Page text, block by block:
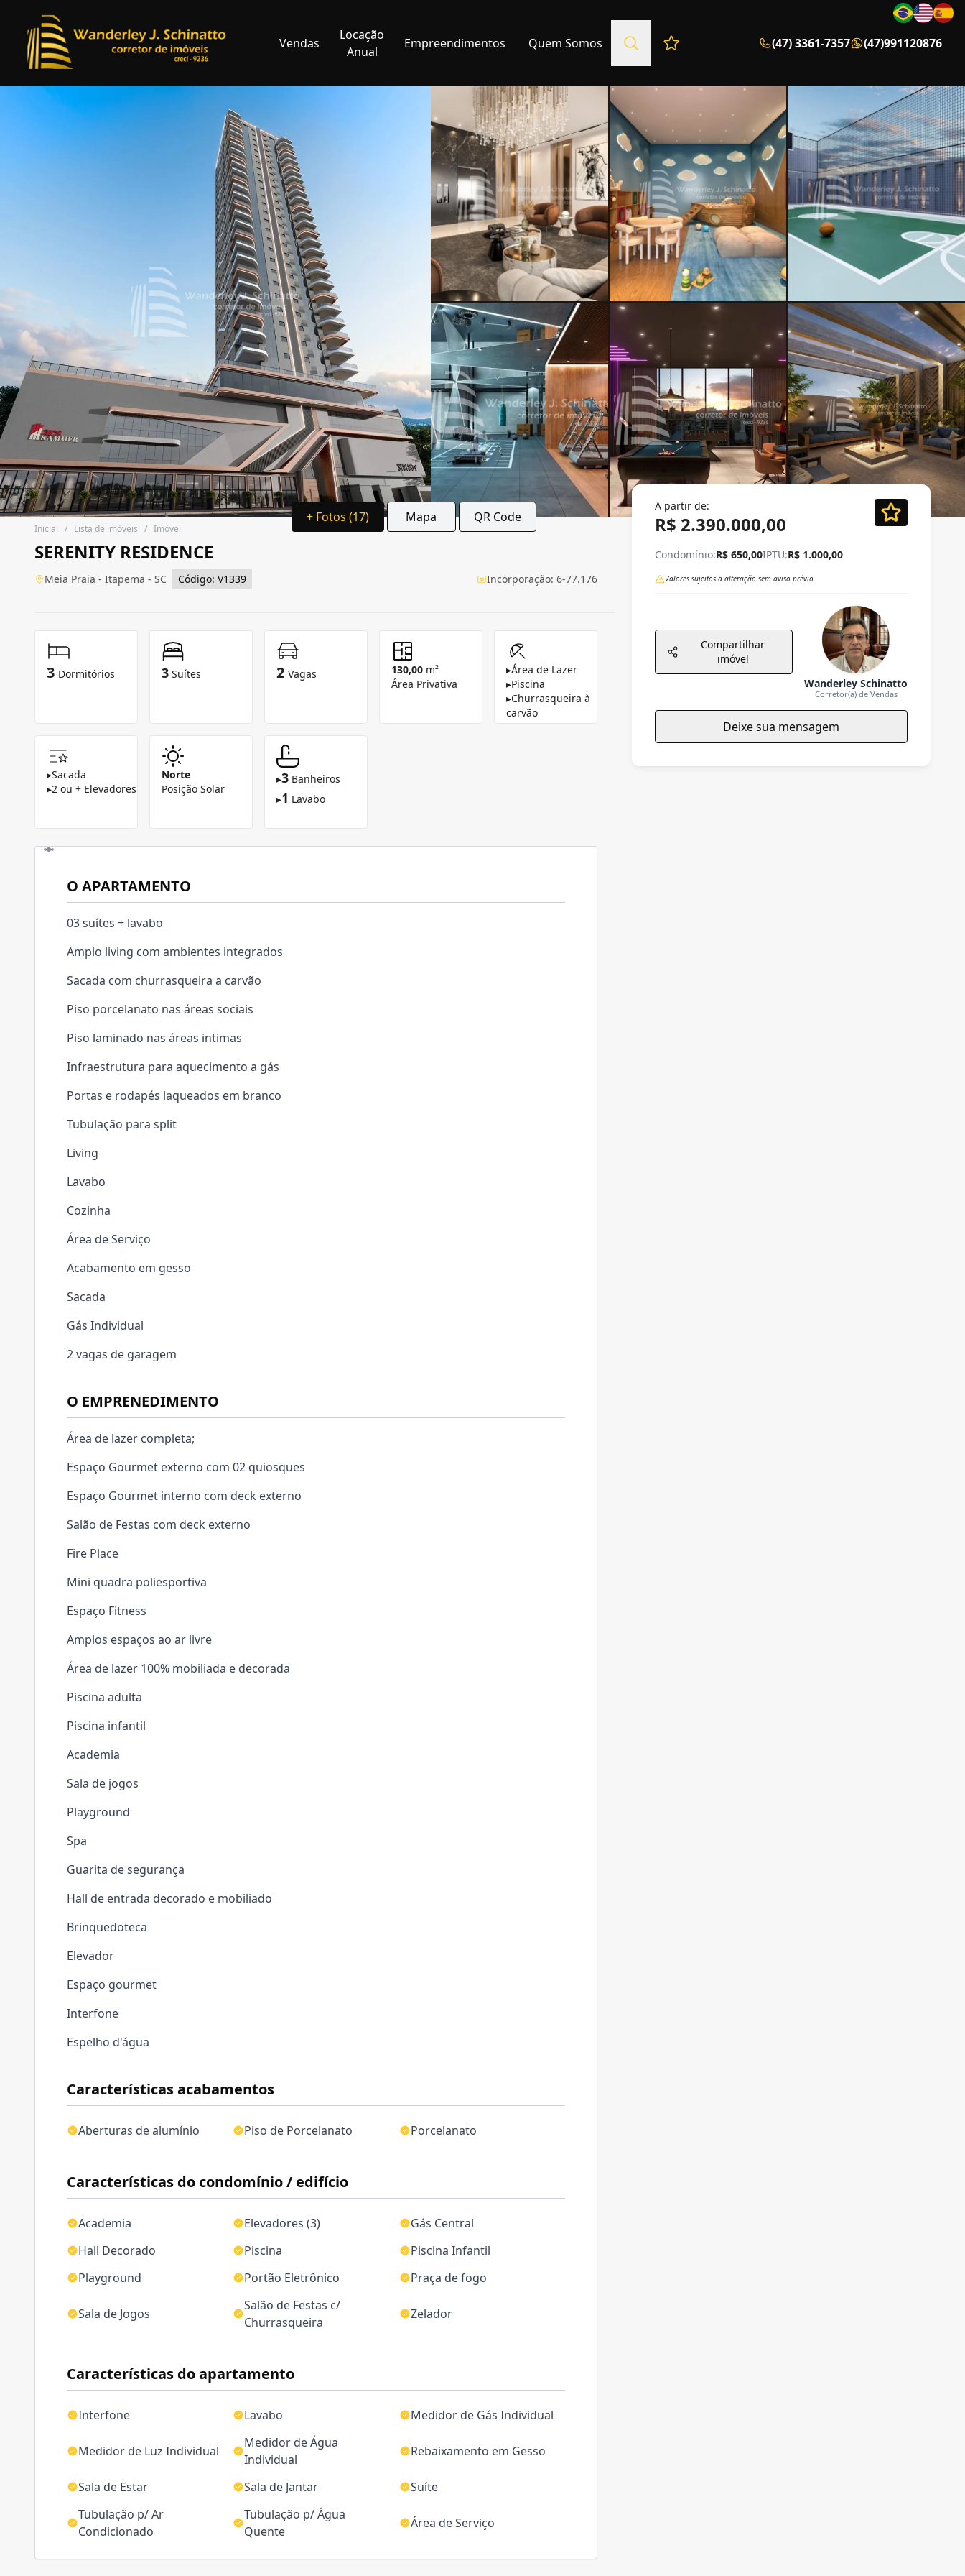
Vendas
Locação
Anual
Empreendimentos Quem Somos Favoritos (0 itens) (47) 3361-7357 (47)991120876
+ Fotos (17) Mapa QR Code
Inicial / Lista de imóveis / Imóvel
SERENITY RESIDENCE
Meia Praia - Itapema - SC Código: V1339 Incorporação: 6-77.176
3 Dormitórios 3 Suítes 2 Vagas 130,00 m²
Área Privativa
▸Área de Lazer
▸Piscina
▸Churrasqueira à
carvão
▸Sacada
▸2 ou + Elevadores
Norte
Posição Solar
▸3 Banheiros
▸1 Lavabo
Características acabamentos
Aberturas de alumínio Piso de Porcelanato Porcelanato
Características do condomínio / edifício
Academia Elevadores (3)
Gás Central
Hall Decorado
Piscina
Piscina Infantil
Playground
Portão Eletrônico Praça de fogo
Sala de Jogos
Salão de Festas c/
Churrasqueira
Zelador
Características do apartamento
Interfone Lavabo Medidor de Gás Individual
Medidor de Luz Individual
Medidor de Água
Individual
Rebaixamento em Gesso
Sala de Estar Sala de Jantar
Suíte
Tubulação p/ Ar
Condicionado
Tubulação p/ Água
Quente
Área de Serviço
O APARTAMENTO
03 suítes + lavabo
Amplo living com ambientes integrados
Sacada com churrasqueira a carvão
Piso porcelanato nas áreas sociais
Piso laminado nas áreas intimas
Infraestrutura para aquecimento a gás
Portas e rodapés laqueados em branco
Tubulação para split
Living
Lavabo
Cozinha
Área de Serviço
Acabamento em gesso
Sacada
Gás Individual
2 vagas de garagem
O EMPRENEDIMENTO
Área de lazer completa;
Espaço Gourmet externo com 02 quiosques
Espaço Gourmet interno com deck externo
Salão de Festas com deck externo
Fire Place
Mini quadra poliesportiva
Espaço Fitness
Amplos espaços ao ar livre
Área de lazer 100% mobiliada e decorada
Piscina adulta
Piscina infantil
Academia
Sala de jogos
Playground
Spa
Guarita de segurança
Hall de entrada decorado e mobiliado
Brinquedoteca
Elevador
Espaço gourmet
Interfone
Espelho d'água
A partir de:
R$ 2.390.000,00
Condomínio:R$ 650,00IPTU:R$ 1.000,00
Valores sujeitos a alteração sem aviso prévio.
Compartilhar
imóvel
Wanderley Schinatto
Corretor(a) de Vendas
Deixe sua mensagem